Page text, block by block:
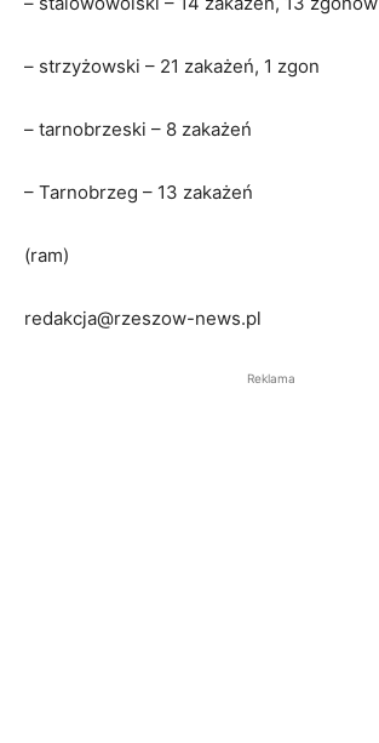
– strzyżowski – 21 zakażeń, 1 zgon
– tarnobrzeski – 8 zakażeń
– Tarnobrzeg – 13 zakażeń
(ram)
redakcja@rzeszow-news.pl
Reklama